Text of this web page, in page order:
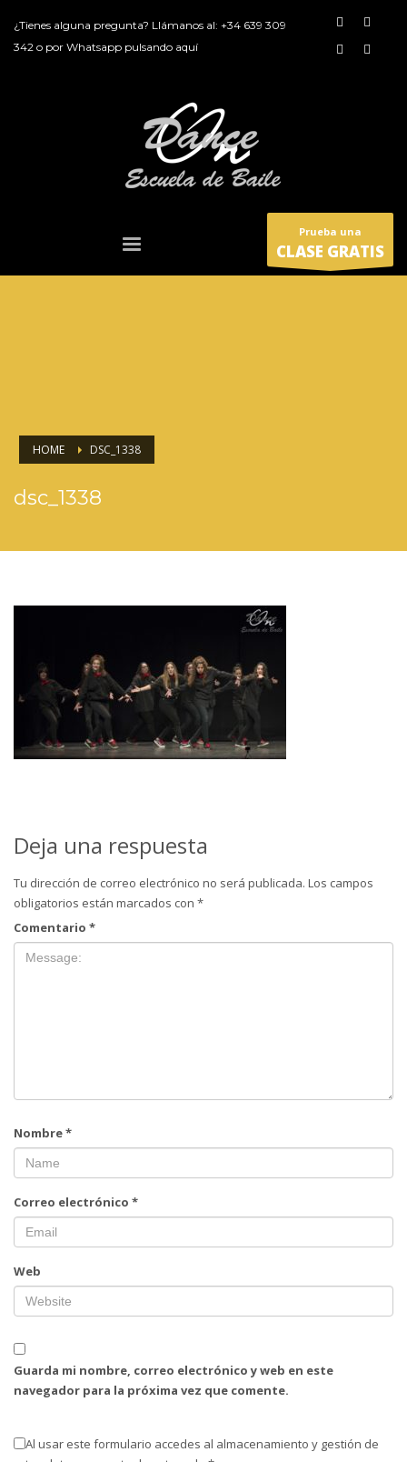
¿Tienes alguna pregunta? Llámanos al: +34 639 309
342 o por Whatsapp pulsando aquí
Prueba una
CLASE GRATIS
HOME DSC_1338
dsc_1338
Deja una respuesta
Tu dirección de correo electrónico no será publicada. Los campos
obligatorios están marcados con *
Comentario *
Nombre*
Correo electrónico *
Web
Guarda mi nombre, correo electrónico y web en este
navegador para la próxima vez que comente.
Al usar este formulario accedes al almacenamiento y gestión de